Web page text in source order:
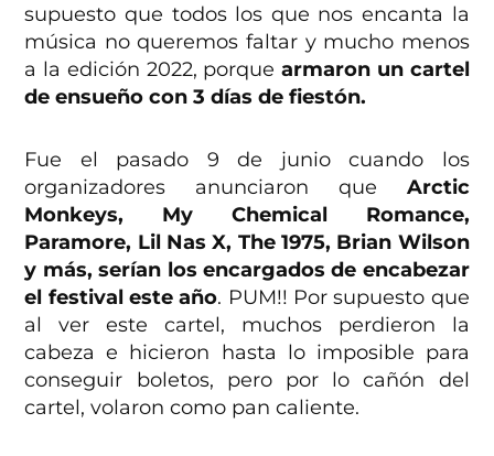
supuesto que todos los que nos encanta la
música no queremos faltar y mucho menos
a la edición 2022, porquearmaron un cartel
de ensueño con 3 días de fiestón.
Fue el pasado 9 de junio cuando los
organizadores anunciaron que Arctic
Monkeys, My Chemical Romance,
Paramore, Lil Nas X, The 1975, Brian Wilson
y más, serían los encargados de encabezar
el festival este año. PUM!! Por supuesto que
al ver este cartel, muchos perdieron la
cabeza e hicieron hasta lo imposible para
conseguir boletos, pero por lo cañón del
cartel, volaron como pan caliente.